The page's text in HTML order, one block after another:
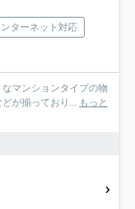
ターネット対応
マンションタイプの物
が揃っており... もっと